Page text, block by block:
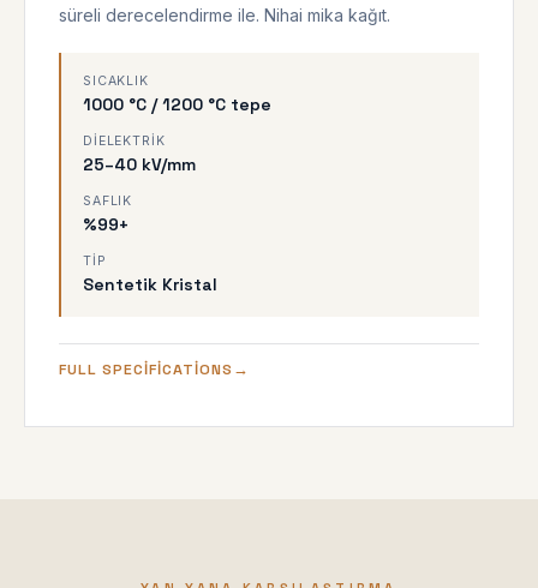
süreli derecelendirme ile. Nihai mika kağıt.
SICAKLIK
1000 °C / 1200 °C tepe
DIELEKTRIK
25–40 kV/mm
SAFLIK
%99+
TIP
Sentetik Kristal
FULL SPECIFICATIONS